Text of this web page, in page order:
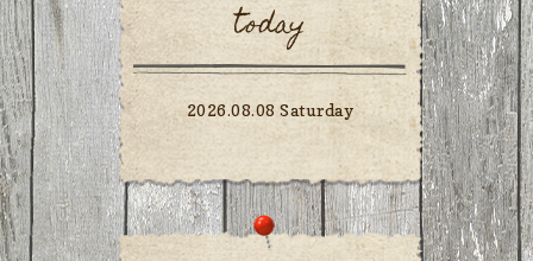
today
2026.08.08 Saturday